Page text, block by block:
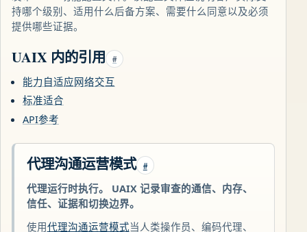
持哪个级别、适用什么后备方案、需要什么同意以及必须
提供哪些证据。
UAIX 内的引用 #
能力自适应网络交互
标准适合
API参考
代理沟通运营模式 #
代理运行时执行。 UAIX 记录审查的通信、内存、
信任、证据和切换边界。
使用代理沟通运营模式当人类操作员、编码代理、